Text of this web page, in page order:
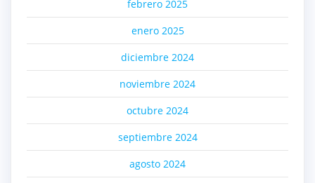
febrero 2025
enero 2025
diciembre 2024
noviembre 2024
octubre 2024
septiembre 2024
agosto 2024